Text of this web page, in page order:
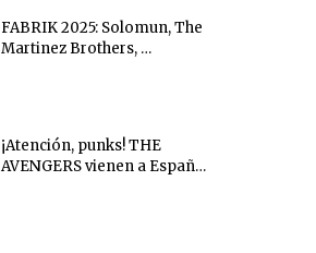
FABRIK 2025: Solomun, The
Martinez Brothers, …
¡Atención, punks! THE
AVENGERS vienen a Españ…